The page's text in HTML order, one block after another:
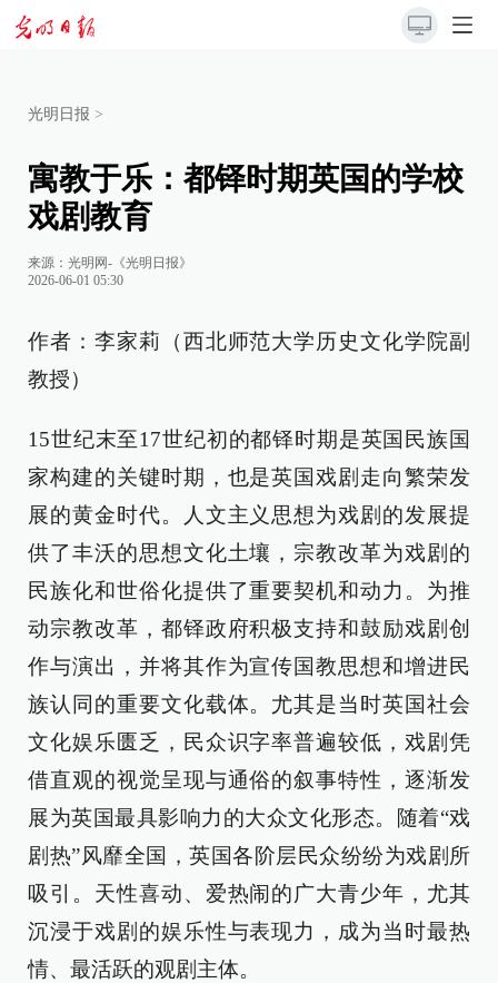
光明日报 >
寓教于乐：都铎时期英国的学校
戏剧教育
来源： 光明网-《光明日报》
2026-06-01 05:30
作者：李家莉（西北师范大学历史文化学院副
教授）
15世纪末至17世纪初的都铎时期是英国民族国
家构建的关键时期，也是英国戏剧走向繁荣发
展的黄金时代。人文主义思想为戏剧的发展提
供了丰沃的思想文化土壤，宗教改革为戏剧的
民族化和世俗化提供了重要契机和动力。为推
动宗教改革，都铎政府积极支持和鼓励戏剧创
作与演出，并将其作为宣传国教思想和增进民
族认同的重要文化载体。尤其是当时英国社会
文化娱乐匮乏，民众识字率普遍较低，戏剧凭
借直观的视觉呈现与通俗的叙事特性，逐渐发
展为英国最具影响力的大众文化形态。随着“戏
剧热”风靡全国，英国各阶层民众纷纷为戏剧所
吸引。天性喜动、爱热闹的广大青少年，尤其
沉浸于戏剧的娱乐性与表现力，成为当时最热
情、最活跃的观剧主体。